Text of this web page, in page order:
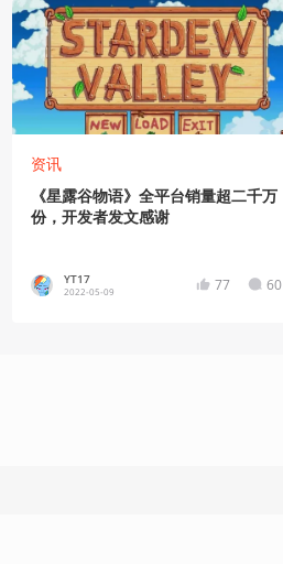
资讯
《星露谷物语》全平台销量超二千万
份，开发者发文感谢
YT17
2022-05-09 77 60